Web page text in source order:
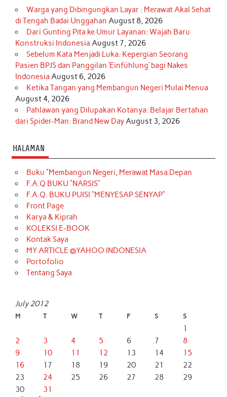
Warga yang Dibingungkan Layar : Merawat Akal Sehat
di Tengah Badai Unggahan August 8, 2026
Dari Gunting Pita ke Umur Layanan: Wajah Baru
Konstruksi Indonesia August 7, 2026
Sebelum Kata Menjadi Luka: Kepergian Seorang
Pasien BPJS dan Panggilan ‘Einfühlung’ bagi Nakes
Indonesia August 6, 2026
Ketika Tangan yang Membangun Negeri Mulai Menua
August 4, 2026
Pahlawan yang Dilupakan Kotanya: Belajar Bertahan
dari Spider-Man: Brand New DayAugust 3, 2026
HALAMAN
Buku “Membangun Negeri, Merawat Masa Depan
F.A.Q BUKU “NARSIS”
F.A.Q. BUKU PUISI “MENYESAP SENYAP”
Front Page
Karya & Kiprah
KOLEKSI E-BOOK
Kontak Saya
MY ARTICLE @YAHOO INDONESIA
Portofolio
Tentang Saya
July 2012
M T W T F S S
1
2
3 4 5 6 7
8
9
10 11 12 13 14
15
16
17 18 19 20 21
22
23
24 25 26 27 28
29
30
31